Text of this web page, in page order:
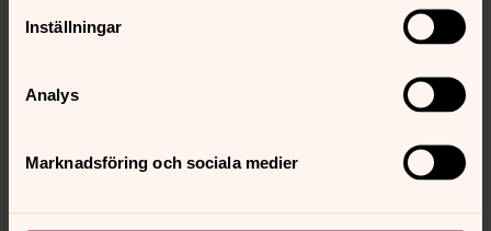
Inställningar
Analys
Marknadsföring och sociala medier
https://www.gp.se/ekonomi/rockstr%C3%B6m-det-
1.19010958
beslutsfattande genom att skingra myter om hållbar
konsumtion, TemaNord 2013:552, Köpenhamn: Nordiska